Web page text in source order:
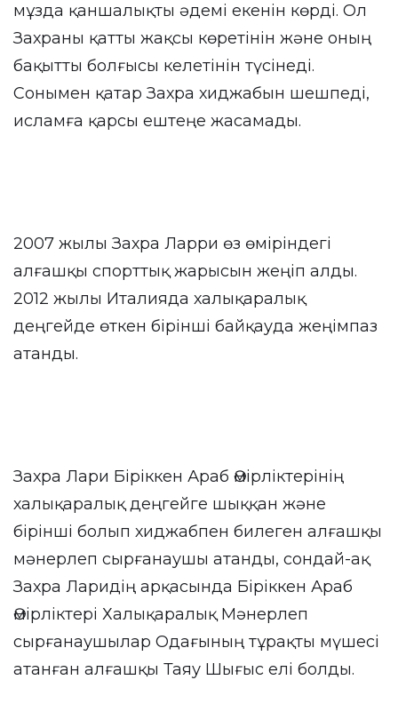
мұзда қаншалықты әдемі екенін көрді. Ол
Захраны қатты жақсы көретінін және оның
бақытты болғысы келетінін түсінеді.
Сонымен қатар Захра хиджабын шешпеді,
исламға қарсы ештеңе жасамады.
2007 жылы Захра Ларри өз өміріндегі
алғашқы спорттық жарысын жеңіп алды.
2012 жылы Италияда халықаралық
деңгейде өткен бірінші байқауда жеңімпаз
атанды.
Захра Лари Біріккен Араб Әмірліктерінің
халықаралық деңгейге шыққан және
бірінші болып хиджабпен билеген алғашқы
мәнерлеп сырғанаушы атанды, сондай-ақ
Захра Ларидің арқасында Біріккен Араб
Әмірліктері Халықаралық Мәнерлеп
сырғанаушылар Одағының тұрақты мүшесі
атанған алғашқы Таяу Шығыс елі болды.